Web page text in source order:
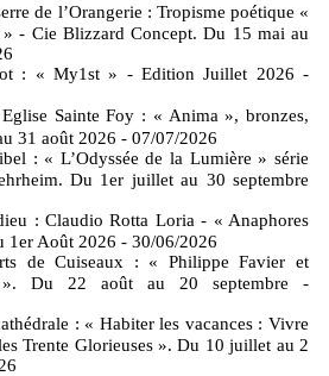
de l’Orangerie : Tropisme poétique «
» - Cie Blizzard Concept. Du 15 mai au
: « My1st » - Edition Juillet 2026 -
Sainte Foy : « Anima », bronzes,
31 août 2026 - 07/07/2026
: « L’Odyssée de la Lumière » série
Du 1er juillet au 30 septembre
: Claudio Rotta Loria - « Anaphores
1er Août 2026 - 30/06/2026
de Cuiseaux : « Philippe Favier et
». Du 22 août au 20 septembre
-
: « Habiter les vacances : Vivre
Trente Glorieuses ». Du 10 juillet au 2